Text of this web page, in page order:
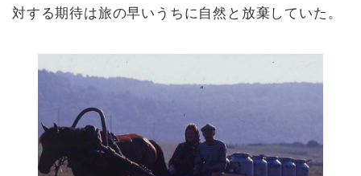
対する期待は旅の早いうちに自然と放棄していた。